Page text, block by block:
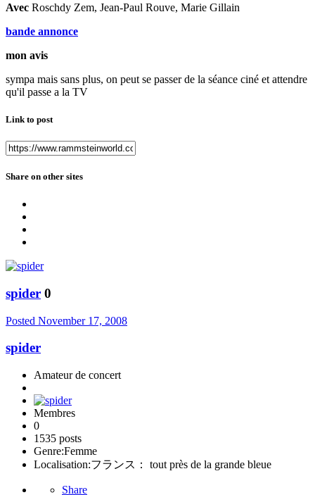
Avec Roschdy Zem, Jean-Paul Rouve, Marie Gillain
bande annonce
mon avis
sympa mais sans plus, on peut se passer de la séance ciné et attendre
qu'il passe a la TV
Link to post
Share on other sites
spider 0
Posted November 17, 2008
spider
Amateur de concert
Membres
0
1535 posts
Genre:Femme
Localisation:フランス： tout près de la grande bleue
Share